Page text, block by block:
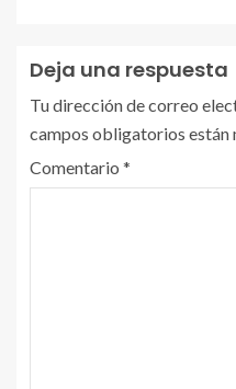
Deja una respuesta
Tu dirección de correo
campos obligatorios están
Comentario *